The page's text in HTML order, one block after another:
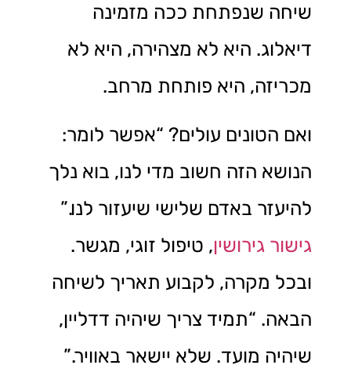
שיחה שנפתחת ככה מזמינה
דיאלוג. היא לא מצהירה, היא לא
מכריזה, היא פותחת מרחב.
ואם הטונים עולים? “אפשר לומר:
הנושא הזה חשוב מדי לנו, בוא נלך
להיעזר באדם שלישי שיעזור לנו.”
גישור גירושין, טיפול זוגי, מגשר.
ובכל מקרה, לקבוע תאריך לשיחה
הבאה. “תמיד צריך שיהיה דדליין,
שיהיה מועד. שלא יישאר באוויר.”